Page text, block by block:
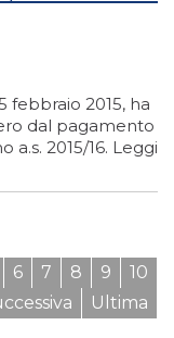
febbraio 2015, ha
dal pagamento
a.s. 2015/16. Leggi
6 7 8 9
10
Ultima